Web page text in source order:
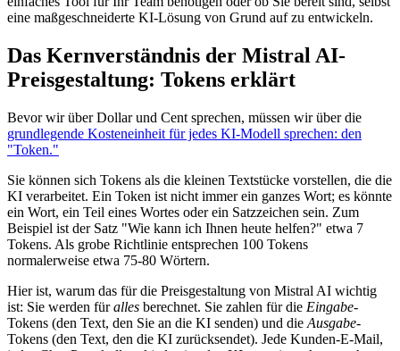
eine maßgeschneiderte KI-Lösung von Grund auf zu entwickeln.
Das Kernverständnis der Mistral AI-
Preisgestaltung: Tokens erklärt
Bevor wir über Dollar und Cent sprechen, müssen wir über die
grundlegende Kosteneinheit für jedes KI-Modell sprechen: den
"Token."
Sie können sich Tokens als die kleinen Textstücke vorstellen, die die
KI verarbeitet. Ein Token ist nicht immer ein ganzes Wort; es könnte
ein Wort, ein Teil eines Wortes oder ein Satzzeichen sein. Zum
Beispiel ist der Satz "Wie kann ich Ihnen heute helfen?" etwa 7
Tokens. Als grobe Richtlinie entsprechen 100 Tokens
normalerweise etwa 75-80 Wörtern.
Hier ist, warum das für die Preisgestaltung von Mistral AI wichtig
ist: Sie werden füralles berechnet. Sie zahlen für die Eingabe-
Tokens (den Text, den Sie an die KI senden) und die Ausgabe-
Tokens (den Text, den die KI zurücksendet). Jede Kunden-E-Mail,